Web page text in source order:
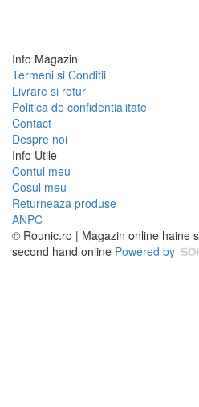
Info Magazin
Termeni si Conditii
Livrare si retur
Politica de confidentialitate
Contact
Despre noi
Info Utile
Contul meu
Cosul meu
Returneaza produse
ANPC
© Rounic.ro | Magazin online haine
second hand online Powered by